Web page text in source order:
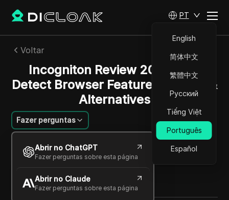
PT
English
简体中文
繁體中文
Русский
Tiếng Việt
Português
Español
Voltar
Incogniton Review 2025: Anti
Detect Browser Features, Pricing &
Alternatives
Fazer perguntas
Abrir no ChatGPT
Fazer perguntas sobre esta página
Abrir no Claude
Fazer perguntas sobre esta página
Savannah Westwood
03 set 2025 23
min de leitura
Copy Link